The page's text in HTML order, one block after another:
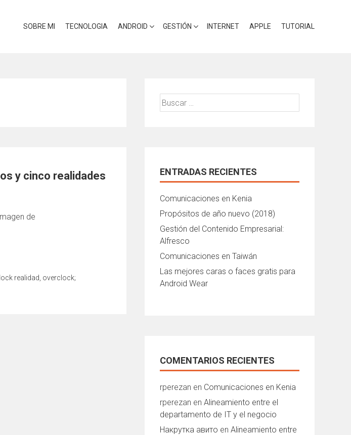
SOBRE MI TECNOLOGIA ANDROID GESTIÓN INTERNET APPLE TUTORIAL
y cinco realidades
de
realidad overclock;
Buscar:
ENTRADAS RECIENTES
Comunicaciones en Kenia
Propósitos de año nuevo (2018)
Gestión del Contenido Empresarial:
Alfresco
Comunicaciones en Taiwán
Las mejores caras o faces gratis para
Android Wear
COMENTARIOS RECIENTES
rperezan en Comunicaciones en Kenia
rperezan en Alineamiento entre el
departamento de IT y el negocio
Накрутка авито en Alineamiento entre